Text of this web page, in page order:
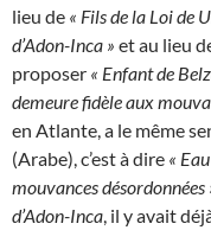
lieu de « Fils de la Loi de
d’Adon-Inca » et au lieu
proposer « Enfant de
demeure fidèle aux
en Atlante, a le même
(Arabe), c’est à dire «
mouvances désordonnées
d’Adon-Inca , il y avait